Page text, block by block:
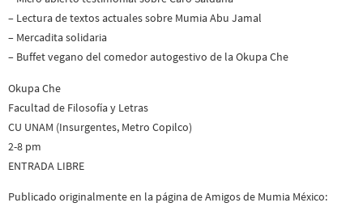
– ⁠Lectura de textos actuales sobre Mumia Abu Jamal
– ⁠Mercadita solidaria
– ⁠Buffet vegano del comedor autogestivo de la Okupa Che
Okupa Che
Facultad de Filosofía y Letras
CU UNAM (Insurgentes, Metro Copilco)
2-8 pm
ENTRADA LIBRE
Publicado originalmente en la página de Amigos de Mumia México: